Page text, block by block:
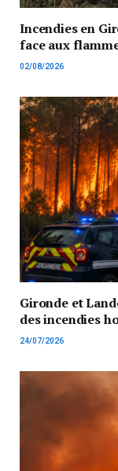
Incendies en
face aux
02/08/2026
Gironde et
des incendies
24/07/2026